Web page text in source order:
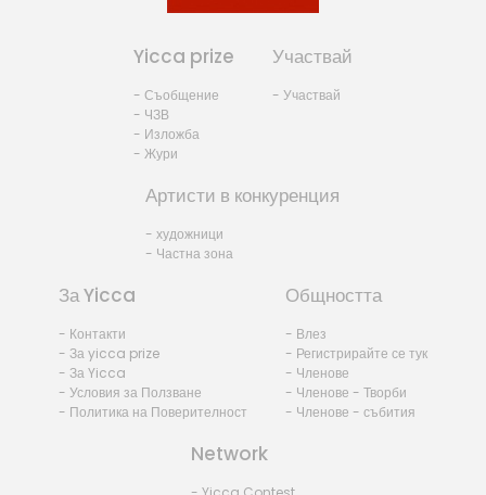
Yicca prize
- Съобщение
- ЧЗВ
- Изложба
- Жури
Участвай
- Участвай
Артисти в конкуренция
- художници
- Частна зона
За Yicca
- Контакти
- За yicca prize
- За Yicca
- Условия за Ползване
- Политика на Поверителност
Общността
- Влез
- Регистрирайте се тук
- Членове
- Членове - Творби
- Членове - събития
Network